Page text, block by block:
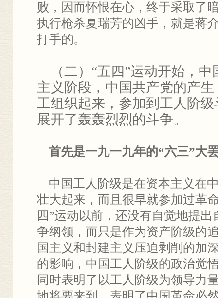
败，因而怀恨在心，终于采取了
执行枪杀夏瑞芳的凶手，就是蒋
打手的。
（二）“五四”运动开始，中
主义阶段，中国共产党的产
工组织起来，参加到工人阶
展开了轰轰烈烈的斗争。
首先是一九一九年的“六三”大
中国工人阶级是在资本主义在
壮大起来，而且很早就参加过革
四”运动以前，还没有自觉地提
争纲领，而只是作为资产阶级的
国主义和封建主义压迫剥削的加
的影响，中国工人阶级的政治觉
同时表明了以工人阶级为领导力